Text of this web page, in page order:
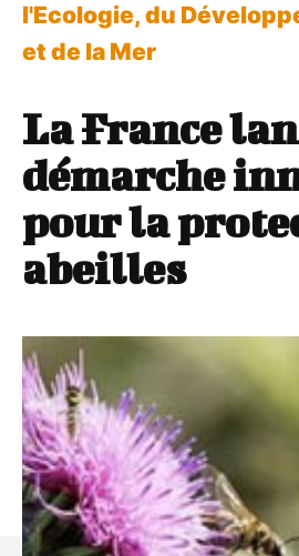
l'Ecologie, du
et de la Mer
La France
démarche
pour la
abeilles